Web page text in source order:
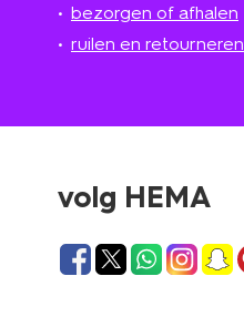
bezorgen of afhalen
ruilen en retourneren
volg HEMA